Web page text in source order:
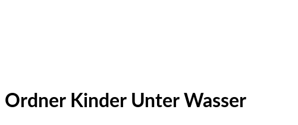
Ordner Kinder Unter Wasser